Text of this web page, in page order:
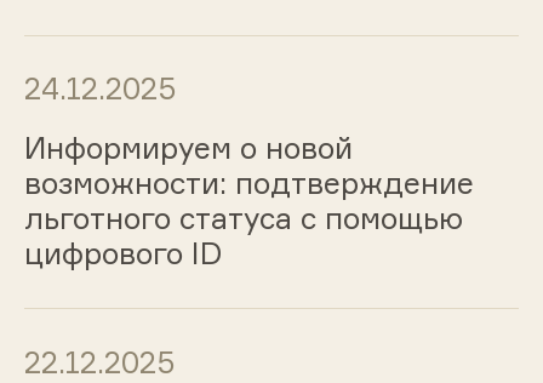
24.12.2025
Информируем о новой
возможности: подтверждение
льготного статуса с помощью
цифрового ID
22.12.2025